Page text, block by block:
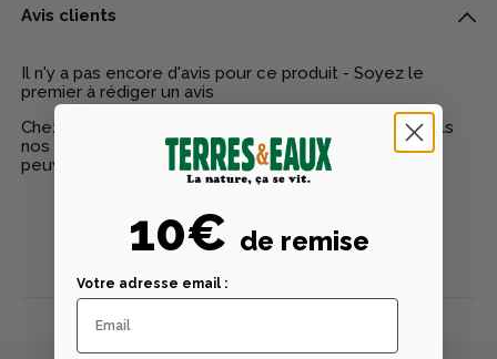
Avis clients
Il n'y a pas encore d'avis pour ce produit - Soyez le
premier à rédiger un avis
Chez Terres & Eaux, les avis sont 100% certifiés : seuls
nos clients ayant réellement acheté nos produits
peuvent laisser un avis
Publier un avis
10€ de remise
Votre adresse email :